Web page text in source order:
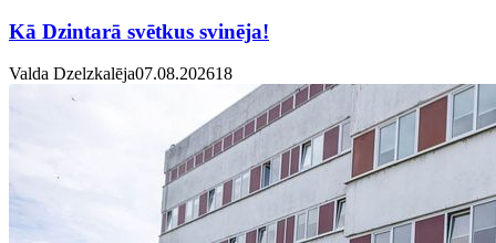
Kā Dzintarā svētkus svinēja!
Valda Dzelzkalēja07.08.202618